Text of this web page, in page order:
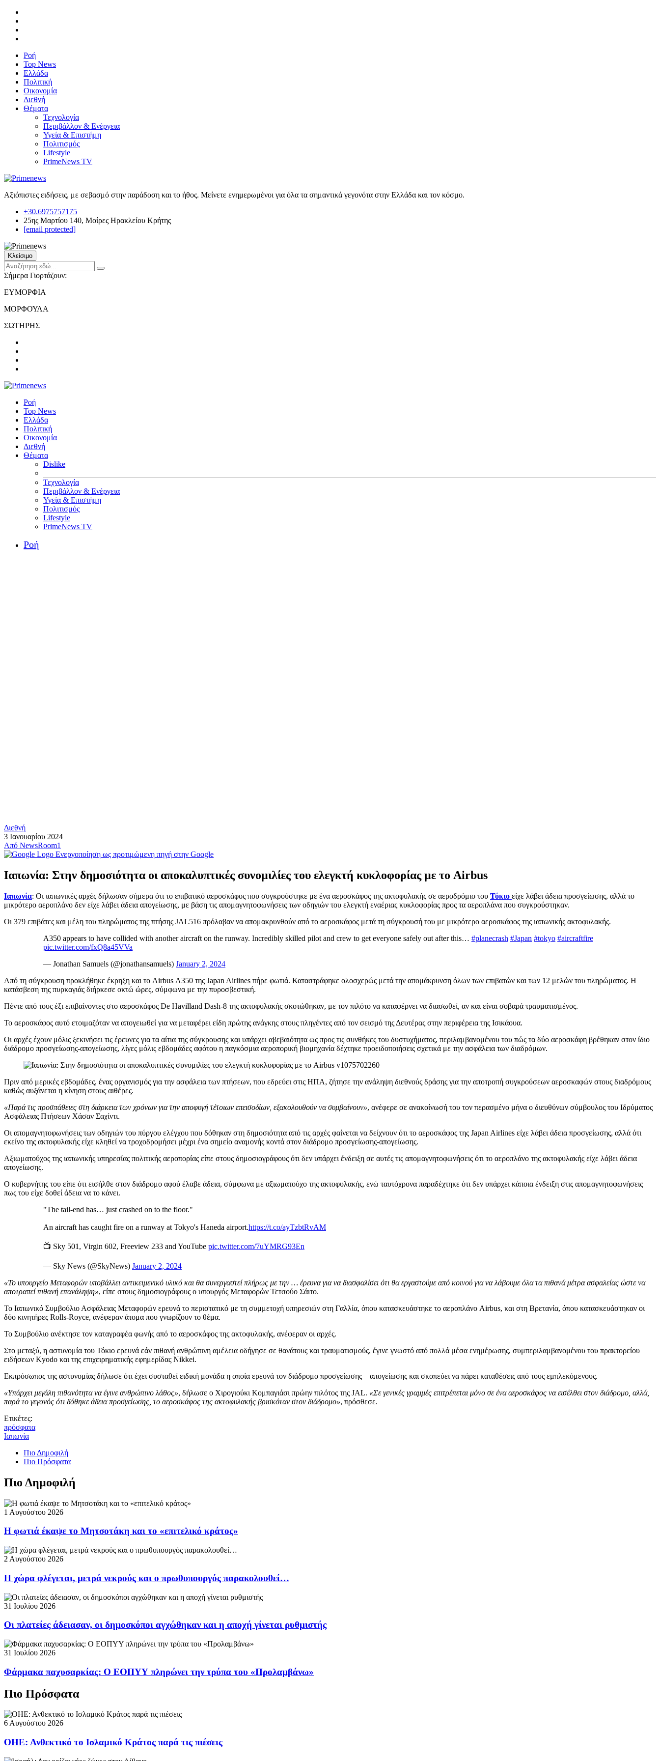
Ροή
Top News
Ελλάδα
Πολιτική
Οικονομία
Διεθνή
Θέματα
Τεχνολογία
Περιβάλλον & Ενέργεια
Υγεία & Επιστήμη
Πολιτισμός
Lifestyle
PrimeNews TV
Αξιόπιστες ειδήσεις, με σεβασμό στην παράδοση και το ήθος. Μείνετε ενημερωμένοι για όλα τα σημαντικά γεγονότα στην Ελλάδα και τον κόσμο.
+30.6975757175
25ης Μαρτίου 140, Μοίρες Ηρακλείου Κρήτης
[email protected]
Κλείσιμο
Σήμερα Γιορτάζουν:
ΕΥΜΟΡΦΙΑ
ΜΟΡΦΟΥΛΑ
ΣΩΤΗΡΗΣ
Ροή
Top News
Ελλάδα
Πολιτική
Οικονομία
Διεθνή
Θέματα
Dislike
Τεχνολογία
Περιβάλλον & Ενέργεια
Υγεία & Επιστήμη
Πολιτισμός
Lifestyle
PrimeNews TV
Ροή
Διεθνή
3 Ιανουαρίου 2024
Από NewsRoom1
Ενεργοποίηση ως προτιμώμενη πηγή στην Google
Ιαπωνία: Στην δημοσιότητα οι αποκαλυπτικές συνομιλίες του ελεγκτή κυκλοφορίας με το Airbus
Ιαπωνία: Οι ιαπωνικές αρχές δήλωσαν σήμερα ότι το επιβατικό αεροσκάφος που συγκρούστηκε με ένα αεροσκάφος της ακτοφυλακής σε αεροδρόμιο του Τόκιο είχε λάβει άδεια προσγείωσης, αλλά το
μικρότερο αεροπλάνο δεν είχε λάβει άδεια απογείωσης, με βάση τις απομαγνητοφωνήσεις των οδηγιών του ελεγκτή εναέριας κυκλοφορίας προς τα αεροπλάνα που συγκρούστηκαν.
Οι 379 επιβάτες και μέλη του πληρώματος της πτήσης JAL516 πρόλαβαν να απομακρυνθούν από το αεροσκάφος μετά τη σύγκρουσή του με μικρότερο αεροσκάφος της ιαπωνικής ακτοφυλακής.
A350 appears to have collided with another aircraft on the runway. Incredibly skilled pilot and crew to get everyone safely out after this… #planecrash #Japan #tokyo #aircraftfire
pic.twitter.com/fxQ8a45VVa
— Jonathan Samuels (@jonathansamuels) January 2, 2024
Από τη σύγκρουση προκλήθηκε έκρηξη και το Airbus Α350 της Japan Airlines πήρε φωτιά. Καταστράφηκε ολοσχερώς μετά την απομάκρυνση όλων των επιβατών και των 12 μελών του πληρώματος. Η
κατάσβεση της πυρκαγιάς διήρκεσε οκτώ ώρες, σύμφωνα με την πυροσβεστική.
Πέντε από τους έξι επιβαίνοντες στο αεροσκάφος De Havilland Dash-8 της ακτοφυλακής σκοτώθηκαν, με τον πιλότο να καταφέρνει να διασωθεί, αν και είναι σοβαρά τραυματισμένος.
Το αεροσκάφος αυτό ετοιμαζόταν να απογειωθεί για να μεταφέρει είδη πρώτης ανάγκης στους πληγέντες από τον σεισμό της Δευτέρας στην περιφέρεια της Ισικάουα.
Οι αρχές έχουν μόλις ξεκινήσει τις έρευνες για τα αίτια της σύγκρουσης και υπάρχει αβεβαιότητα ως προς τις συνθήκες του δυστυχήματος, περιλαμβανομένου του πώς τα δύο αεροσκάφη βρέθηκαν στον ίδιο
διάδρομο προσγείωσης-απογείωσης, λίγες μόλις εβδομάδες αφότου η παγκόσμια αεροπορική βιομηχανία δέχτηκε προειδοποιήσεις σχετικά με την ασφάλεια των διαδρόμων.
Πριν από μερικές εβδομάδες, ένας οργανισμός για την ασφάλεια των πτήσεων, που εδρεύει στις ΗΠΑ, ζήτησε την ανάληψη διεθνούς δράσης για την αποτροπή συγκρούσεων αεροσκαφών στους διαδρόμους
καθώς αυξάνεται η κίνηση στους αιθέρες.
«Παρά τις προσπάθειες στη διάρκεια των χρόνων για την αποφυγή τέτοιων επεισοδίων, εξακολουθούν να συμβαίνουν», ανέφερε σε ανακοίνωσή του τον περασμένο μήνα ο διευθύνων σύμβουλος του Ιδρύματος
Ασφάλειας Πτήσεων Χάσαν Σαχίντι.
Οι απομαγνητοφωνήσεις των οδηγιών του πύργου ελέγχου που δόθηκαν στη δημοσιότητα από τις αρχές φαίνεται να δείχνουν ότι το αεροσκάφος της Japan Airlines είχε λάβει άδεια προσγείωσης, αλλά ότι
εκείνο της ακτοφυλακής είχε κληθεί να τροχοδρομήσει μέχρι ένα σημείο αναμονής κοντά στον διάδρομο προσγείωσης-απογείωσης.
Αξιωματούχος της ιαπωνικής υπηρεσίας πολιτικής αεροπορίας είπε στους δημοσιογράφους ότι δεν υπάρχει ένδειξη σε αυτές τις απομαγνητοφωνήσεις ότι το αεροπλάνο της ακτοφυλακής είχε λάβει άδεια
απογείωσης.
Ο κυβερνήτης του είπε ότι εισήλθε στον διάδρομο αφού έλαβε άδεια, σύμφωνα με αξιωματούχο της ακτοφυλακής, ενώ ταυτόχρονα παραδέχτηκε ότι δεν υπάρχει κάποια ένδειξη στις απομαγνητοφωνήσεις
πως του είχε δοθεί άδεια να το κάνει.
"The tail-end has… just crashed on to the floor."
An aircraft has caught fire on a runway at Tokyo's Haneda airport.https://t.co/ayTzbtRvAM
📺 Sky 501, Virgin 602, Freeview 233 and YouTube pic.twitter.com/7uYMRG93En
— Sky News (@SkyNews) January 2, 2024
«Το υπουργείο Μεταφορών υποβάλλει αντικειμενικό υλικό και θα συνεργαστεί πλήρως με την … έρευνα για να διασφαλίσει ότι θα εργαστούμε από κοινού για να λάβουμε όλα τα πιθανά μέτρα ασφαλείας ώστε να
αποτραπεί πιθανή επανάληψη», είπε στους δημοσιογράφους ο υπουργός Μεταφορών Τετσούο Σάιτο.
Το Ιαπωνικό Συμβούλιο Ασφάλειας Μεταφορών ερευνά το περιστατικό με τη συμμετοχή υπηρεσιών στη Γαλλία, όπου κατασκευάστηκε το αεροπλάνο Airbus, και στη Βρετανία, όπου κατασκευάστηκαν οι
δύο κινητήρες Rolls-Royce, ανέφεραν άτομα που γνωρίζουν το θέμα.
Το Συμβούλιο ανέκτησε τον καταγραφέα φωνής από το αεροσκάφος της ακτοφυλακής, ανέφεραν οι αρχές.
Στο μεταξύ, η αστυνομία του Τόκιο ερευνά εάν πιθανή ανθρώπινη αμέλεια οδήγησε σε θανάτους και τραυματισμούς, έγινε γνωστό από πολλά μέσα ενημέρωσης, συμπεριλαμβανομένου του πρακτορείου
ειδήσεων Kyodo και της επιχειρηματικής εφημερίδας Nikkei.
Εκπρόσωπος της αστυνομίας δήλωσε ότι έχει συσταθεί ειδική μονάδα η οποία ερευνά τον διάδρομο προσγείωσης – απογείωσης και σκοπεύει να πάρει καταθέσεις από τους εμπλεκόμενους.
«Υπάρχει μεγάλη πιθανότητα να έγινε ανθρώπινο λάθος», δήλωσε ο Χιρογιούκι Κομπαγιάσι πρώην πιλότος της JAL. «Σε γενικές γραμμές επιτρέπεται μόνο σε ένα αεροσκάφος να εισέλθει στον διάδρομο, αλλά,
παρά το γεγονός ότι δόθηκε άδεια προσγείωσης, το αεροσκάφος της ακτοφυλακής βρισκόταν στον διάδρομο», πρόσθεσε.
Ετικέτες:
πρόσφατα
Ιαπωνία
Πιο Δημοφιλή
Πιο Πρόσφατα
Πιο Δημοφιλή
1 Αυγούστου 2026
Η φωτιά έκαψε το Μητσοτάκη και το «επιτελικό κράτος»
2 Αυγούστου 2026
Η χώρα φλέγεται, μετρά νεκρούς και ο πρωθυπουργός παρακολουθεί…
31 Ιουλίου 2026
Οι πλατείες άδειασαν, οι δημοσκόποι αγχώθηκαν και η αποχή γίνεται ρυθμιστής
31 Ιουλίου 2026
Φάρμακα παχυσαρκίας: Ο ΕΟΠΥΥ πληρώνει την τρύπα του «Προλαμβάνω»
Πιο Πρόσφατα
6 Αυγούστου 2026
ΟΗΕ: Ανθεκτικό το Ισλαμικό Κράτος παρά τις πιέσεις